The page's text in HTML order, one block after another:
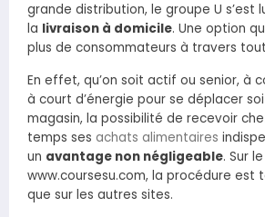
grande distribution, le groupe U s’est
la livraison à domicile. Une option
plus de consommateurs à travers
En effet, qu’on soit actif ou senior, à
à court d’énergie pour se déplacer
magasin, la possibilité de recevoir
temps ses achats alimentaires
un avantage non négligeable. Sur
www.coursesu.com, la procédure est
que sur les autres sites.